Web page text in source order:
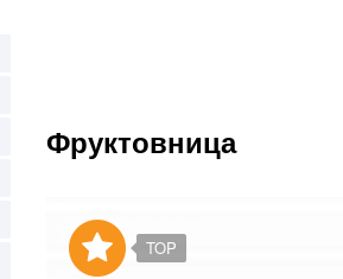
Фруктовница
TOP